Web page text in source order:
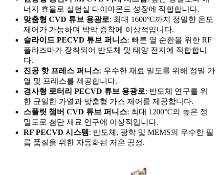
너지 효율로 실험실 다이아몬드 성장에 적합합니다.
맞춤형 CVD 튜브 용광로: 최대 1600°C까지 정밀한 온도
제어가 가능하며 박막 증착에 이상적입니다.
슬라이드 PECVD 튜브 퍼니스: 빠른 열 순환을 위한 RF
플라즈마가 장착되어 반도체 및 태양 전지에 적합합니
다.
진공 핫 프레스 퍼니스: 우수한 재료 밀도를 위해 정밀 가
열 및 프레스를 제공합니다.
경사형 로터리 PECVD 튜브 용광로: 반도체 연구를 위
한 균일한 가열과 맞춤형 가스 제어를 제공합니다.
스플릿 챔버 CVD 튜브 퍼니스: 최대 1200°C의 높은 정
밀도로 첨단 재료 연구에 이상적입니다.
RF PECVD 시스템 : 반도체, 광학 및 MEMS의 우수한 필
름 품질을 위한 자동화된 저온 공정.